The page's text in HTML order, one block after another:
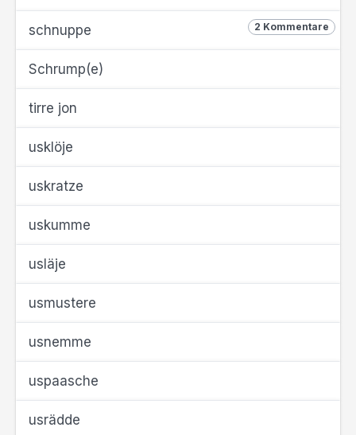
2 Kommentare
schnuppe
Schrump(e)
tirre jon
usklöje
uskratze
uskumme
usläje
usmustere
usnemme
uspaasche
usrädde